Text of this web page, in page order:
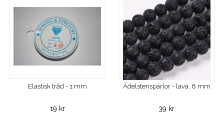
Elastisk tråd - 1 mm
19 kr
Ädelstenspärlor - lava, 6 mm
39 kr